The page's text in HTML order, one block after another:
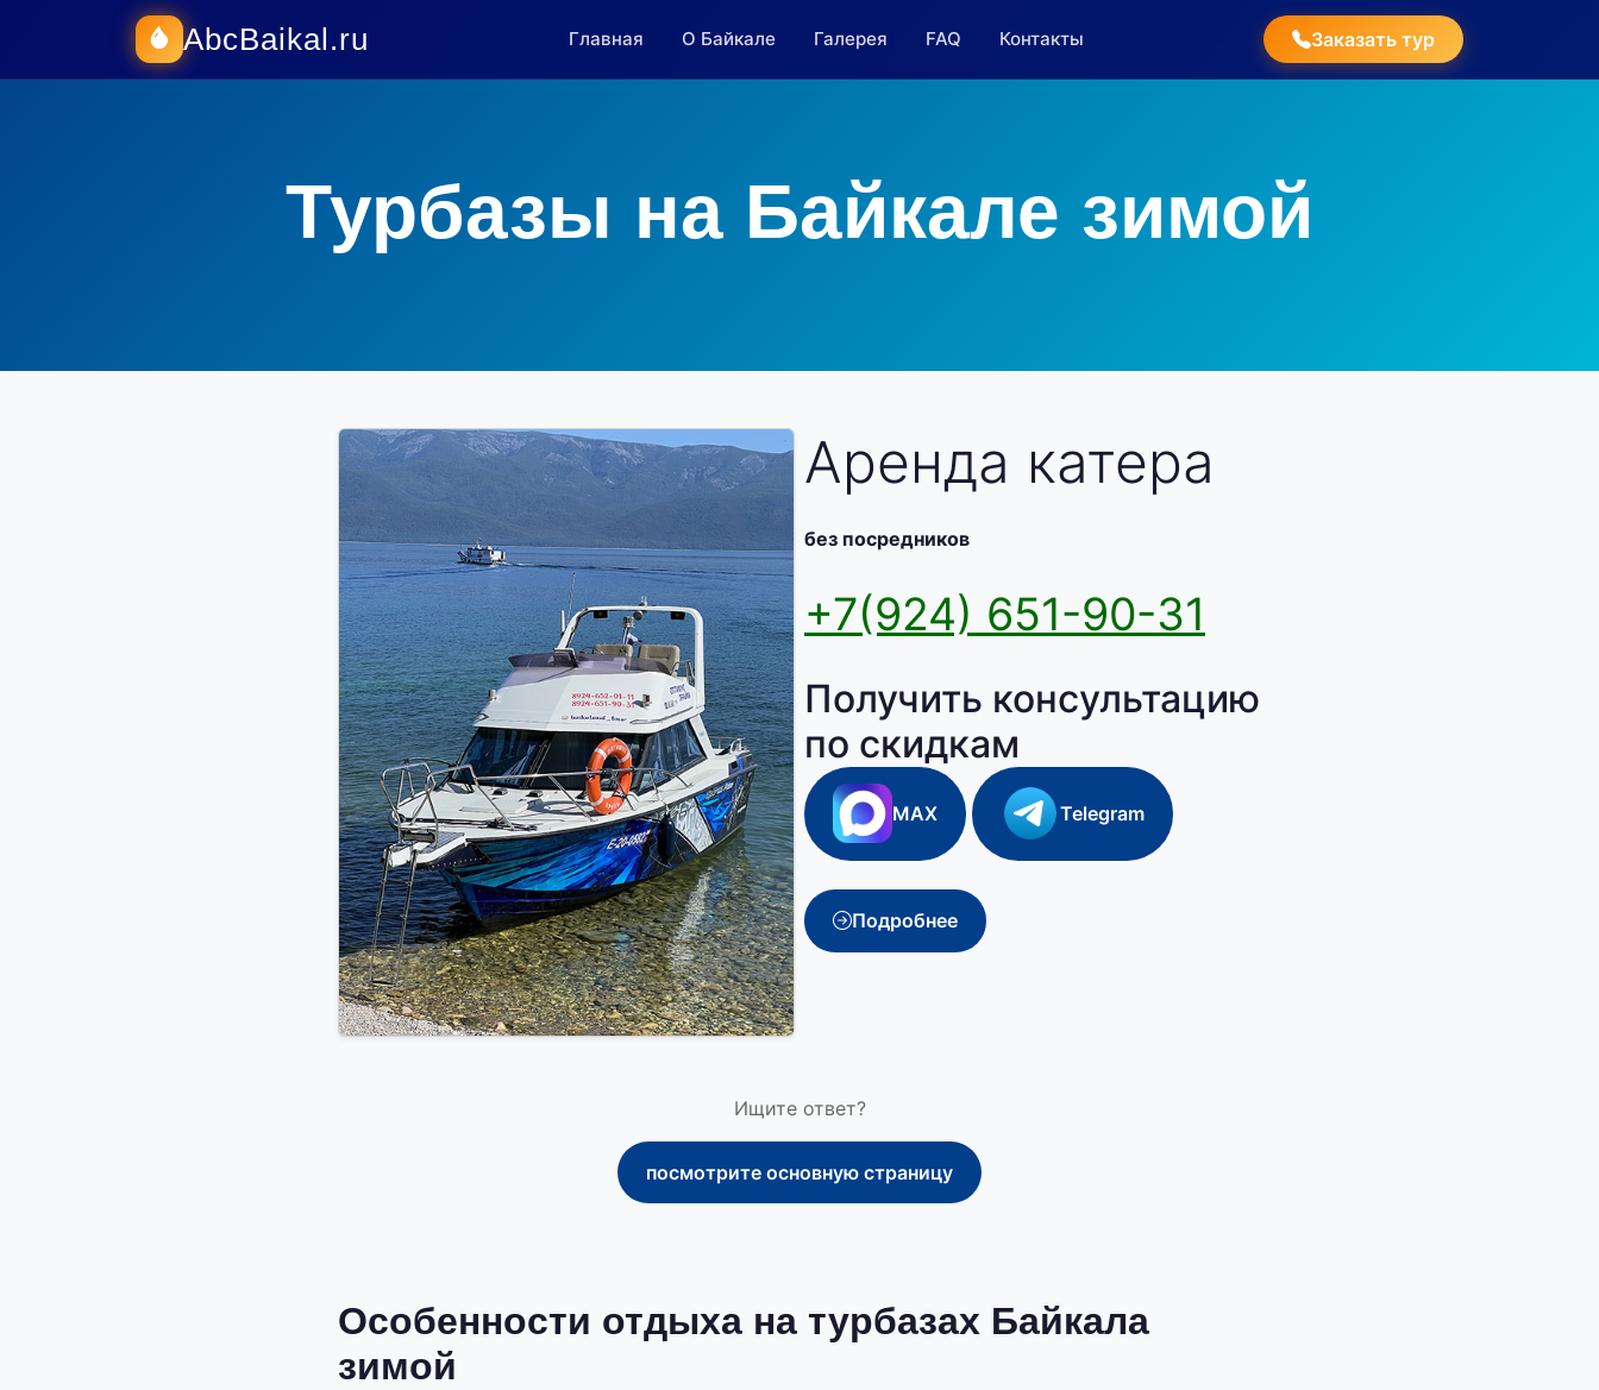
AbcBaikal.ru Главная О Байкале Галерея FAQ Контакты Заказать тур
Турбазы на Байкале зимой
Аренда катера
без посредников
+7(924) 651-90-31
Получить консультацию
по скидкам
MAX Telegram
Подробнее
Ищите ответ?
посмотрите основную страницу
Особенности отдыха на турбазах Байкала
зимой